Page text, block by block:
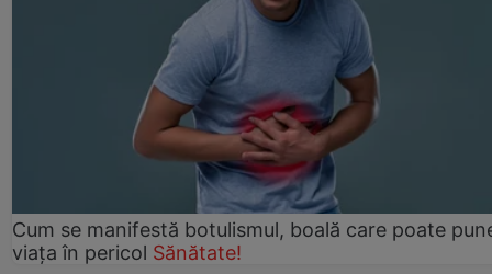
Cum se manifestă botulismul, boală care poate
viaţa în pericol Sănătate!